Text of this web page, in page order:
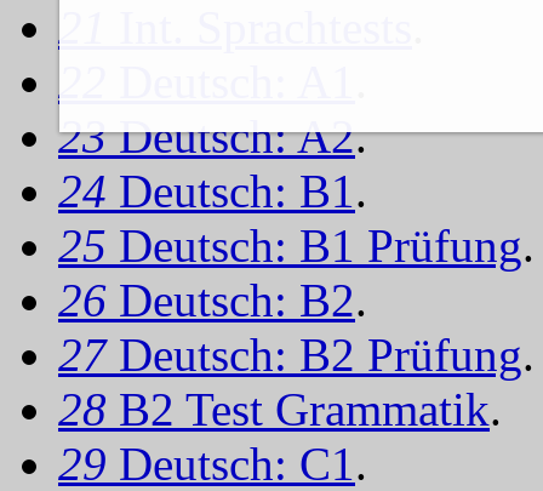
21
22
23Deutsch: A2.
24 Deutsch: B1.
25 Deutsch: B1 Prüfung.
26 Deutsch: B2.
27 Deutsch: B2 Prüfung.
28 B2 Test Grammatik.
29 Deutsch: C1.